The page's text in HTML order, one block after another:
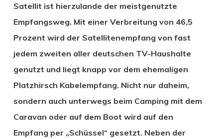
Satellit ist hierzulande der meistgenutzte
Empfangsweg. Mit einer Verbreitung von 46,5
Prozent wird der Satellitenempfang von fast
jedem zweiten aller deutschen TV-Haushalte
genutzt und liegt knapp vor dem ehemaligen
Platzhirsch Kabelempfang. Nicht nur daheim,
sondern auch unterwegs beim Camping mit dem
Caravan oder auf dem Boot wird auf den
Empfang per „Schüssel“ gesetzt. Neben der